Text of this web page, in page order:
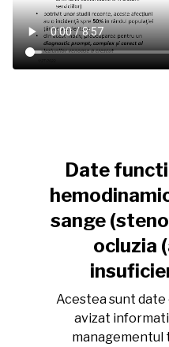
Date
sange
ocluzia
Acestea sunt
avizat
managementul